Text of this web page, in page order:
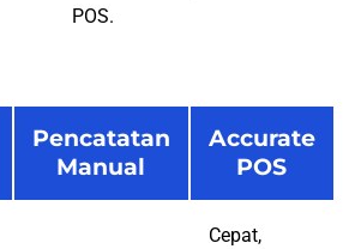
POS.
Pencatatan
Manual
Accurate
POS
Cepat,